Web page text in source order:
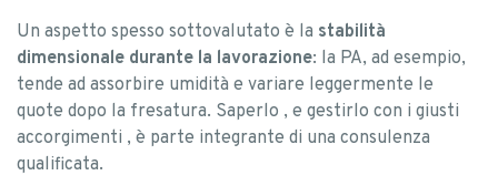
Un aspetto spesso sottovalutato è la stabilità
dimensionale durante la lavorazione: la PA, ad esempio,
tende ad assorbire umidità e variare leggermente le
quote dopo la fresatura. Saperlo , e gestirlo con i giusti
accorgimenti , è parte integrante di una consulenza
qualificata.